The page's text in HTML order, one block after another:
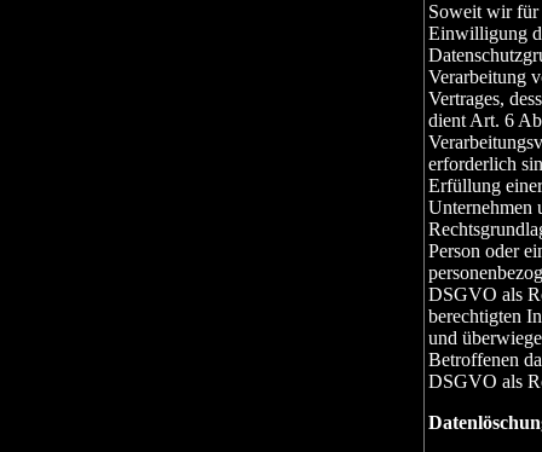
Soweit wir für
Einwilligung
Verarbeitung
Vertrages,
dient Art. 6
erforderlich
Erfüllung
Unternehmen
Person oder
DSGVO als
berechtigten
und
Betroffenen
DSGVO als